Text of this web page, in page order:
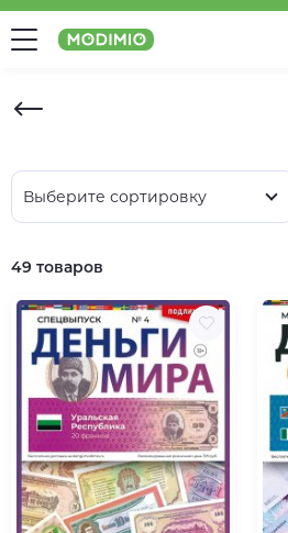
49 товаров
Выберите сортировку